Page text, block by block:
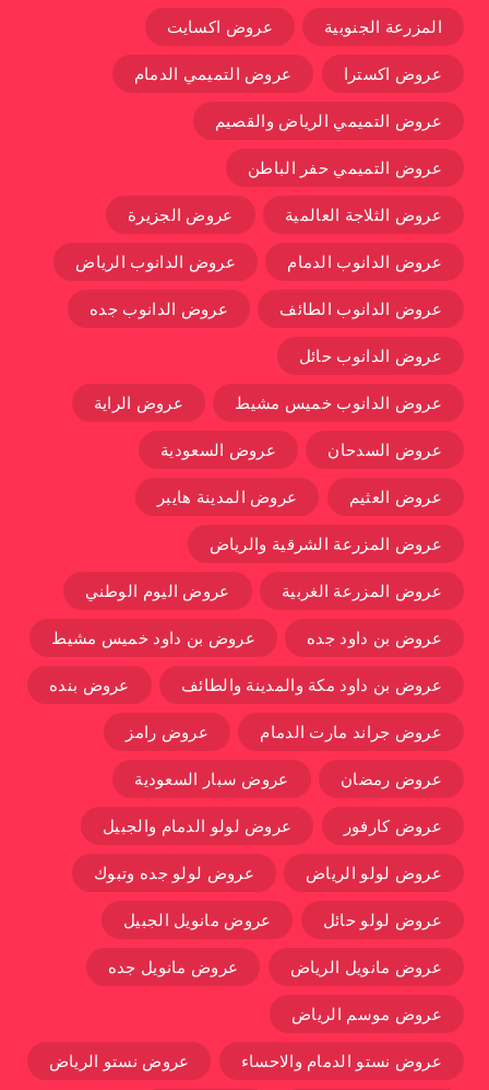
المزرعة الجنوبية عروض اكسايت
عروض اكسترا عروض التميمي الدمام
عروض التميمي الرياض والقصيم
عروض التميمي حفر الباطن
عروض الثلاجة العالمية عروض الجزيرة
عروض الدانوب الدمام عروض الدانوب الرياض
عروض الدانوب الطائف عروض الدانوب جده
عروض الدانوب حائل
عروض الدانوب خميس مشيط عروض الراية
عروض السدحان عروض السعودية
عروض العثيم عروض المدينة هايبر
عروض المزرعة الشرقية والرياض
عروض المزرعة الغربية عروض اليوم الوطني
عروض بن داود جده عروض بن داود خميس مشيط
عروض بن داود مكة والمدينة والطائف عروض بنده
عروض جراند مارت الدمام عروض رامز
عروض رمضان عروض سبار السعودية
عروض كارفور عروض لولو الدمام والجبيل
عروض لولو الرياض عروض لولو جده وتبوك
عروض لولو حائل عروض مانويل الجبيل
عروض مانويل الرياض عروض مانويل جده
عروض موسم الرياض
عروض نستو الدمام والاحساء عروض نستو الرياض